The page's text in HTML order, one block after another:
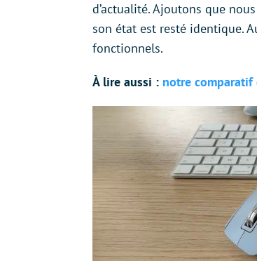
d’actualité. Ajoutons que
son état est resté identique.
fonctionnels.
À lire aussi : notre comparatif